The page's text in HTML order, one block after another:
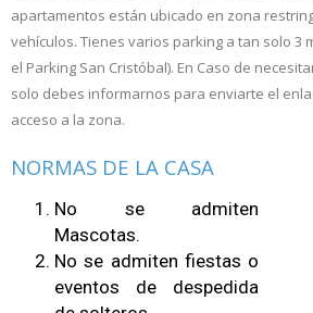
apartamentos están ubicado en zona
vehículos. Tienes varios parking a tan solo 3
el Parking San Cristóbal). En Caso de
solo debes informarnos para enviarte el
acceso a la zona.
NORMAS DE LA CASA
No se admiten
Mascotas.
No se admiten fiestas o
eventos de despedida